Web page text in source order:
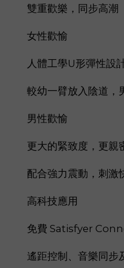
雙重歡樂，同步高潮
女性歡愉
人體工學U形彈性設
較幼一臂放入陰道，
男性歡愉
更大的緊致度，更親
配合強力震動，刺激
高科技應用
免費 Satisfyer
遙距控制、音樂同步